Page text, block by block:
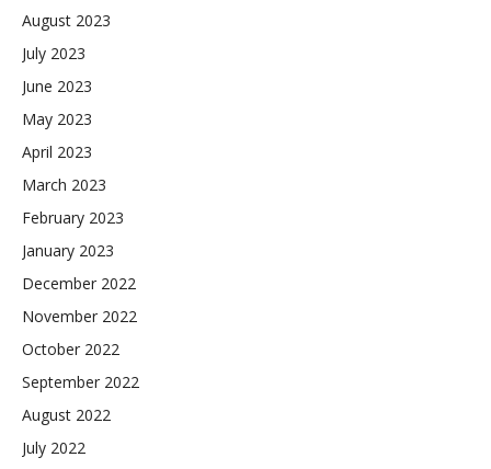
August 2023
July 2023
June 2023
May 2023
April 2023
March 2023
February 2023
January 2023
December 2022
November 2022
October 2022
September 2022
August 2022
July 2022